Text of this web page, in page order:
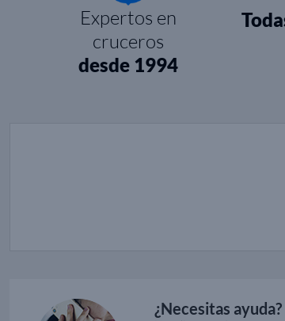
Expertos en
cruceros
desde 1994
¿Necesitas ayuda?